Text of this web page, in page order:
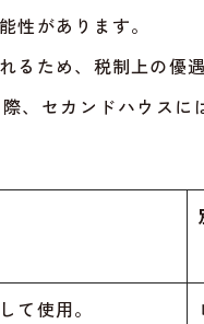
性があります。
るため、税制上の優
、セカンドハウスに
て使用。